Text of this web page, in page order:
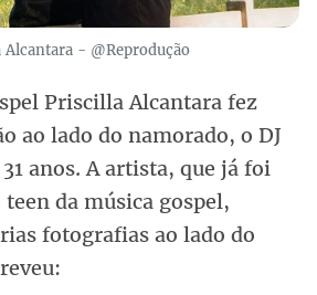
Alcantara - @Reprodução
Priscilla Alcantara fez
ao lado do namorado, o DJ
anos. A artista, que já foi
da música gospel,
fotografias ao lado do